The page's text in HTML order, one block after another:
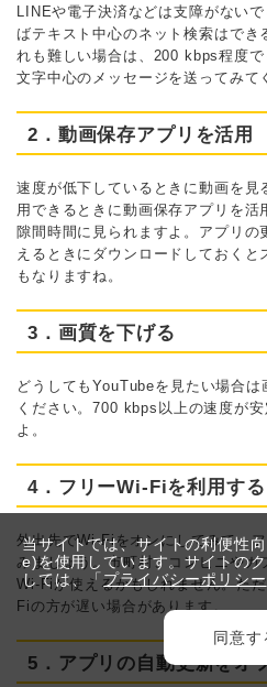
LINEや電子決済などは支障がない
ばテキスト中心のネット検索はでき
れも難しい場合は、200 kbps程度
文字中心のメッセージを送ってみて
2．動画保存アプリを活用
速度が低下しているときに動画を
用できるときに動画保存アプリを
隙間時間に見られますよ。アプリ
えるときにダウンロードしておくと
もなりますね。
3．画質を下げる
どうしてもYouTubeを見たい場合
ください。700 kbps以上の速度が
よ。
4．フリーWi-Fiを利用する
外出先でWi-Fiをオンにしてみて、
みましょう。市町村、コンビニやカ
Wi-Fiが使えるかもしれません。た
Fiの方が遅い場合があります。
5．アプリの自動更新をオ
当サイトでは、サイトの利便性
e)を使用しています。サイトの
しては、「プライバシーポリシー
同意す